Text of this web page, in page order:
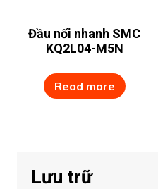
Đầu nối nhanh SMC
KQ2L04-M5N
Read more
Lưu trữ